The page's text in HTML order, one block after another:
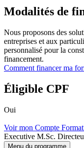
Modalités de
Nous proposons des
entreprises et aux
personnalisé pour la
financement.
Comment financer ma
Éligible CPF
Oui
Voir mon Compte
Executive M.Sc.
Menu du programme